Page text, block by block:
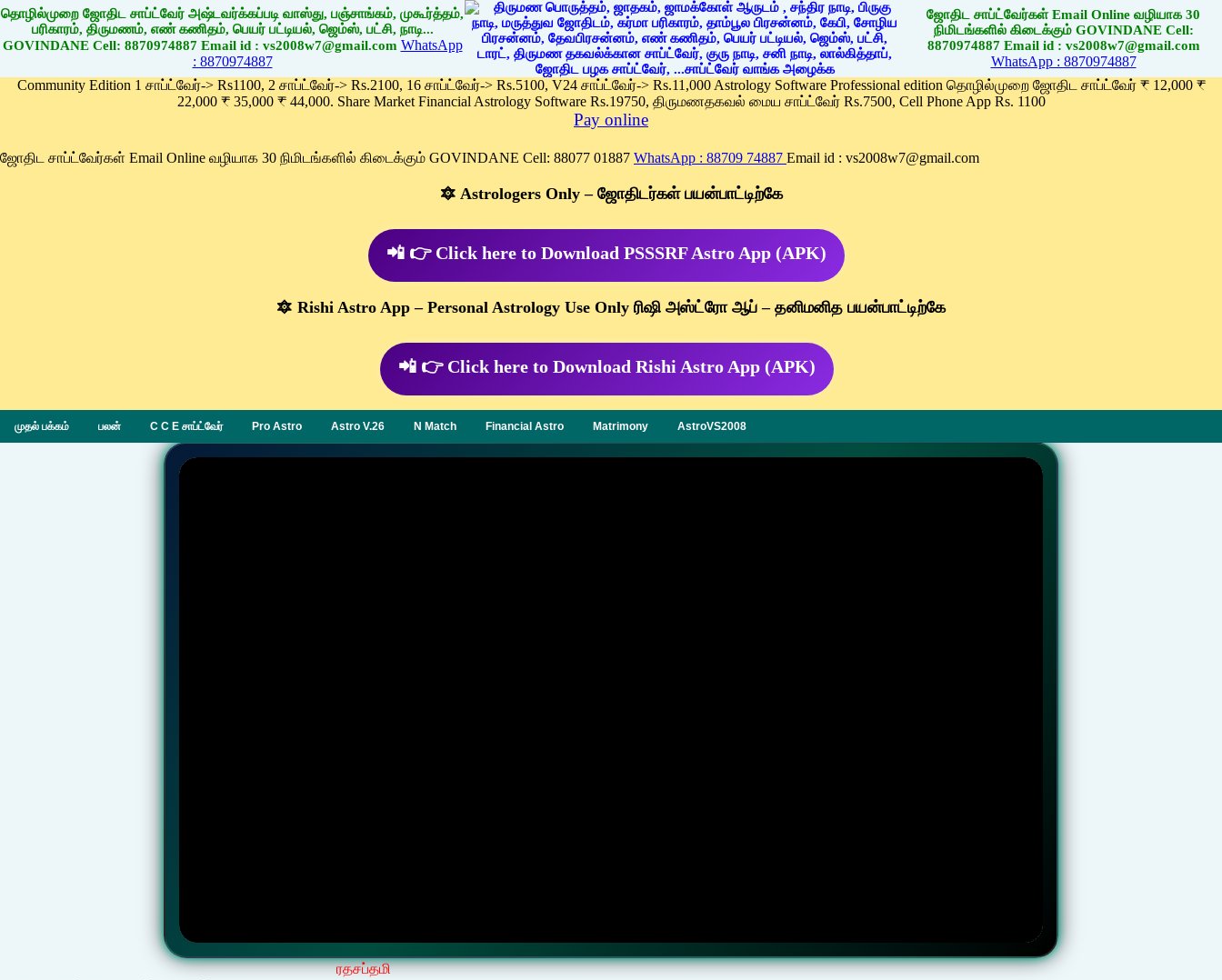
தொழில்முறை ஜோதிட சாப்ட்வேர் அஷ்டவர்க்கப்படி வாஸ்து, பஞ்சாங்கம், முகூர்த்தம்,
பரிகாரம், திருமணம், எண் கணிதம், பெயர் பட்டியல், ஜெம்ஸ், பட்சி, நாடி...
GOVINDANE Cell: 8870974887 Email id : vs2008w7@gmail.com WhatsApp
: 8870974887
ஜோதிட சாப்ட்வேர்கள் Email Online வழியாக 30
நிமிடங்களில் கிடைக்கும் GOVINDANE Cell:
8870974887 Email id : vs2008w7@gmail.com
WhatsApp : 8870974887
Community Edition 1 சாப்ட்வேர்-> Rs1100, 2 சாப்ட்வேர்-> Rs.2100, 16 சாப்ட்வேர்-> Rs.5100, V24 சாப்ட்வேர்-> Rs.11,000 Astrology Software Professional edition தொழில்முறை ஜோதிட சாப்ட்வேர் ₹ 12,000 ₹
22,000 ₹ 35,000 ₹ 44,000. Share Market Financial Astrology Software Rs.19750, திருமணதகவல் மைய சாப்ட்வேர் Rs.7500, Cell Phone App Rs. 1100
Pay online
ஜோதிட சாப்ட்வேர்கள் Email Online வழியாக 30 நிமிடங்களில் கிடைக்கும் GOVINDANE Cell: 88077 01887 WhatsApp : 88709 74887 Email id : vs2008w7@gmail.com
🔯 Astrologers Only – ஜோதிடர்கள் பயன்பாட்டிற்கே
📲 👉 Click here to Download PSSSRF Astro App (APK)
🔯 Rishi Astro App – Personal Astrology Use Only ரிஷி அஸ்ட்ரோ ஆப் – தனிமனித பயன்பாட்டிற்கே
📲 👉 Click here to Download Rishi Astro App (APK)
முதல் பக்கம் பலன் C C E சாப்ட்வேர் Pro Astro Astro V.26 N Match Financial Astro Matrimony AstroVS2008
ரதசப்தமி